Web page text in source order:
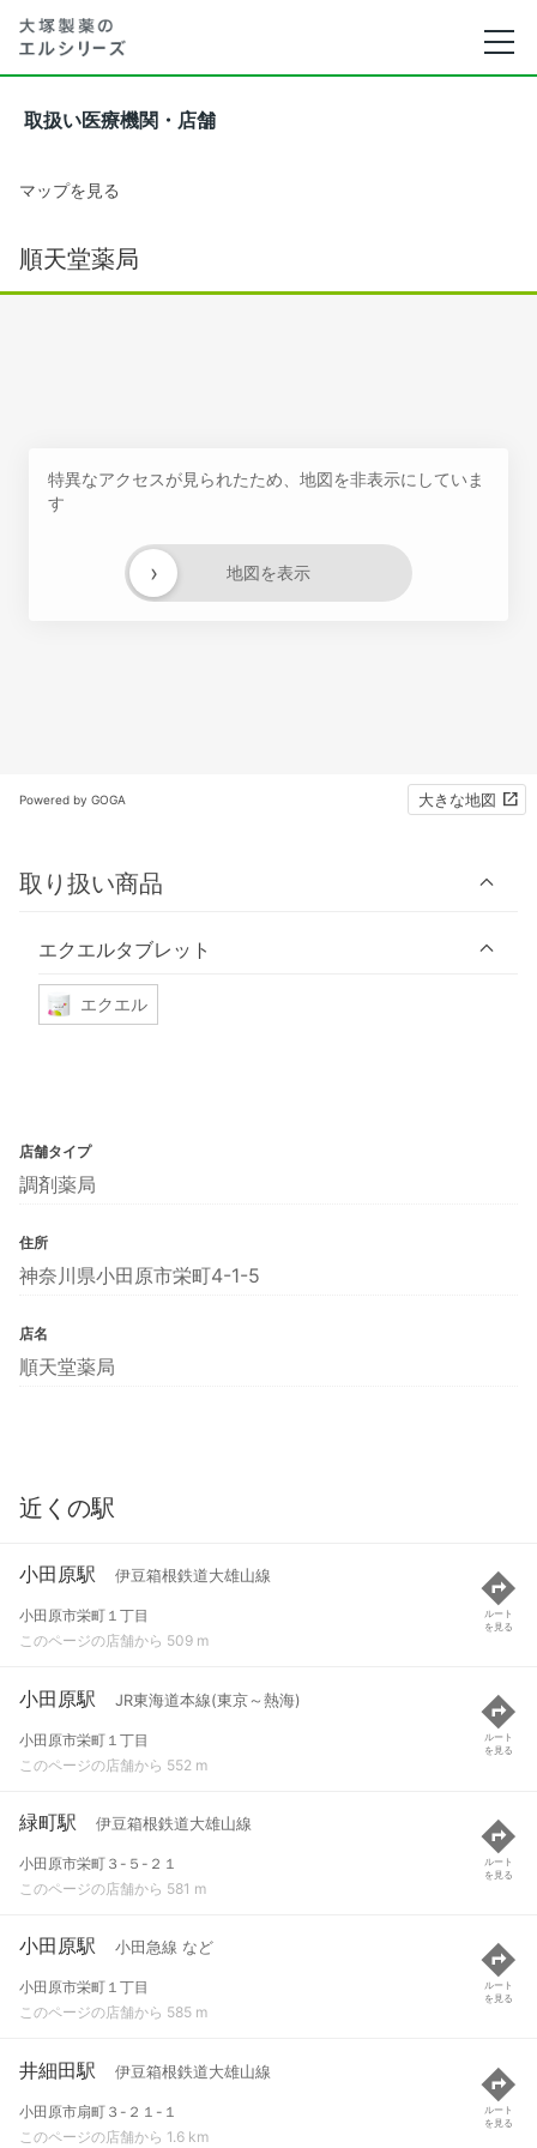
取扱い医療機関・店舗
マップを見る
順天堂薬局
特異なアクセスが見られたため、地図を非表示にしていま
す
地図を表示
›
Powered by GOGA 大きな地図
取り扱い商品
エクエルタブレット
エクエル
店舗タイプ
調剤薬局
住所
神奈川県小田原市栄町4-1-5
店名
順天堂薬局
近くの駅
小田原駅 伊豆箱根鉄道大雄山線
小田原市栄町１丁目
このページの店舗から 509 m
ルート
を見る
小田原駅 JR東海道本線(東京～熱海)
小田原市栄町１丁目
このページの店舗から 552 m
ルート
を見る
緑町駅 伊豆箱根鉄道大雄山線
小田原市栄町３-５-２１
このページの店舗から 581 m
ルート
を見る
小田原駅 小田急線 など
小田原市栄町１丁目
このページの店舗から 585 m
ルート
を見る
井細田駅 伊豆箱根鉄道大雄山線
小田原市扇町３-２１-１
このページの店舗から 1.6 km
ルート
を見る